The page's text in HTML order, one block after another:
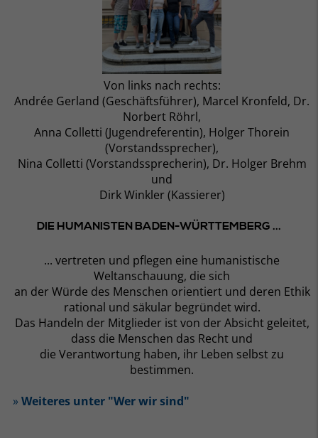
Von links nach rechts:
Andrée Gerland (Geschäftsführer), Marcel Kronfeld, Dr.
Norbert Röhrl,
Anna Colletti (Jugendreferentin), Holger Thorein
(Vorstandssprecher),
Nina Colletti (Vorstandssprecherin), Dr. Holger Brehm
und
Dirk Winkler (Kassierer)
DIE HUMANISTEN BADEN-WÜRTTEMBERG ...
... vertreten und pflegen eine humanistische
Weltanschauung, die sich
an der Würde des Menschen orientiert und deren Ethik
rational und säkular begründet wird.
Das Handeln der Mitglieder ist von der Absicht geleitet,
dass die Menschen das Recht und
die Verantwortung haben, ihr Leben selbst zu
bestimmen.
» Weiteres unter "Wer wir sind"